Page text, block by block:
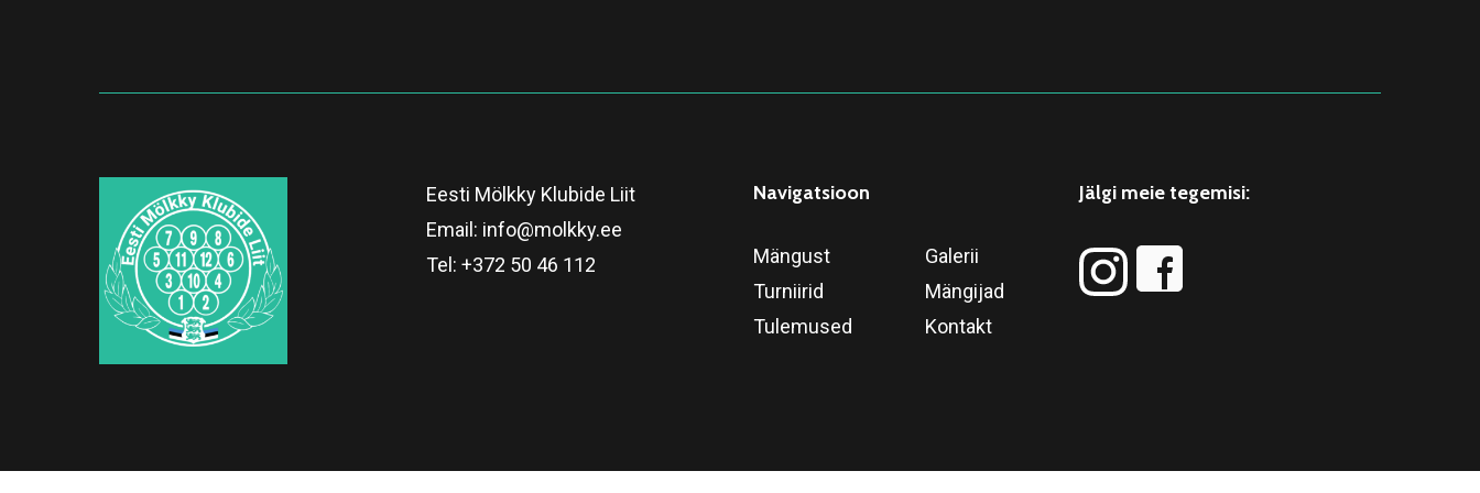
Eesti Mölkky Klubide Liit
Email: info@molkky.ee
Tel: +372 50 46 112
Navigatsioon
Mängust
Turniirid
Tulemused
Galerii
Mängijad
Kontakt
Jälgi meie tegemisi: